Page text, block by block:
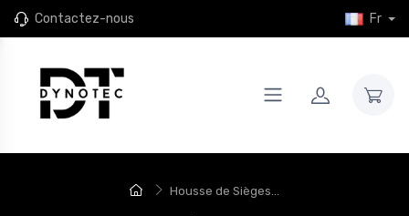
Contactez-nous Fr
Housse de Sièges...